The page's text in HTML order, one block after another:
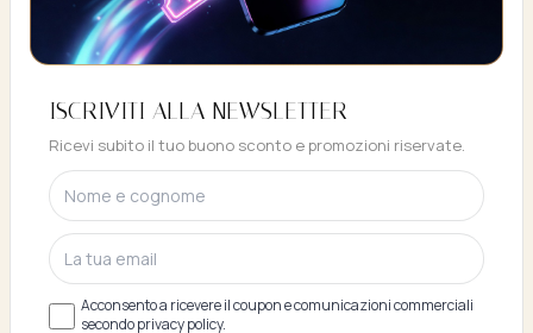
Buono sconto 10%
ISCRIVITI E OTTIENI SUBITO UNO SCONTO
DEL 10%
ISCRIVITI ALLA NEWSLETTER
Ricevi subito il tuo buono sconto e promozioni riservate.
Acconsento a ricevere il coupon e comunicazioni commerciali
secondo privacy policy.